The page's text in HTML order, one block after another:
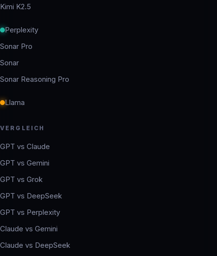
Kimi K2.5
Perplexity
Sonar Pro
Sonar
Sonar Reasoning Pro
Llama
VERGLEICH
GPT vs Claude
GPT vs Gemini
GPT vs Grok
GPT vs DeepSeek
GPT vs Perplexity
Claude vs Gemini
Claude vs DeepSeek